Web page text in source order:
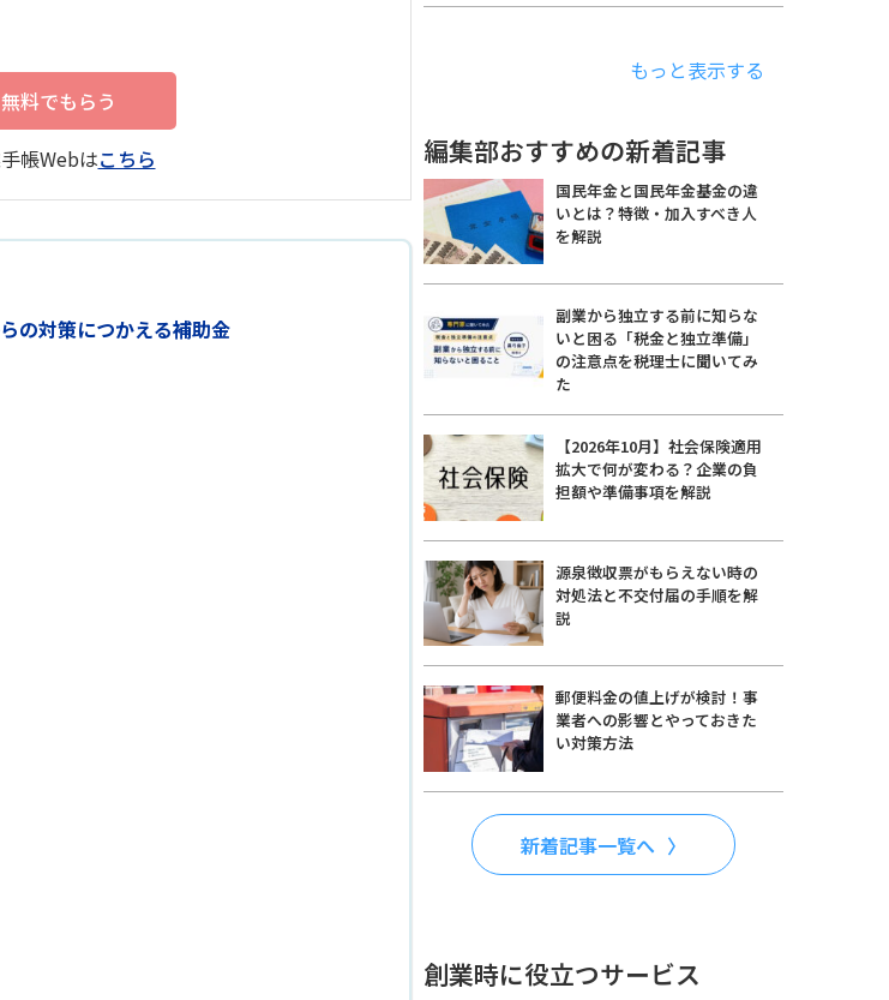
無料でもらう
帳Webはこちら
の対策につかえる補助金
もっと表示する
編集部おすすめの新着記事
国民年金と国民年金基金の違
いとは？特徴・加入すべき人
を解説
副業から独立する前に知らな
いと困る「税金と独立準備」
の注意点を税理士に聞いてみ
た
【2026年10月】社会保険適用
拡大で何が変わる？企業の負
担額や準備事項を解説
源泉徴収票がもらえない時の
対処法と不交付届の手順を解
説
郵便料金の値上げが検討！事
業者への影響とやっておきた
い対策方法
新着記事一覧へ
創業時に役立つサービス